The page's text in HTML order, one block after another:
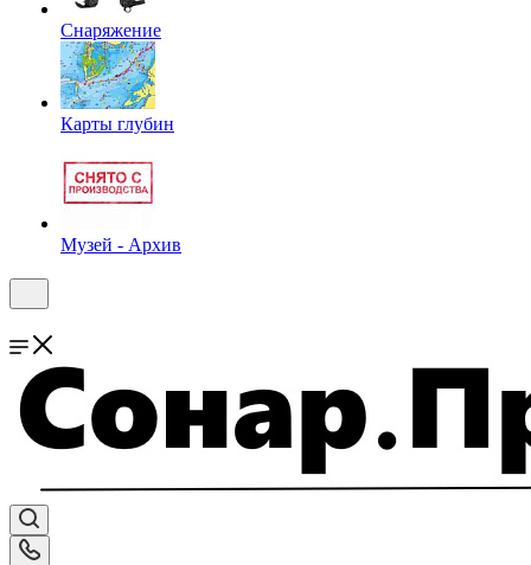
Снаряжение
Карты глубин
Музей - Архив